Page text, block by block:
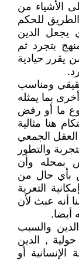
الأشياء من
للحكم
يجعل الدين
بتجرد ثم
يقرر حيادية
ومناسب
بما يمثله
ما أو رفض
هنا مثالية
العقل الجمعي
والتطور
بمحله وأن
بأي حال من
التعرية
أنه عبث لأن
أيضا.
والسبب
حولية , الدين
أو